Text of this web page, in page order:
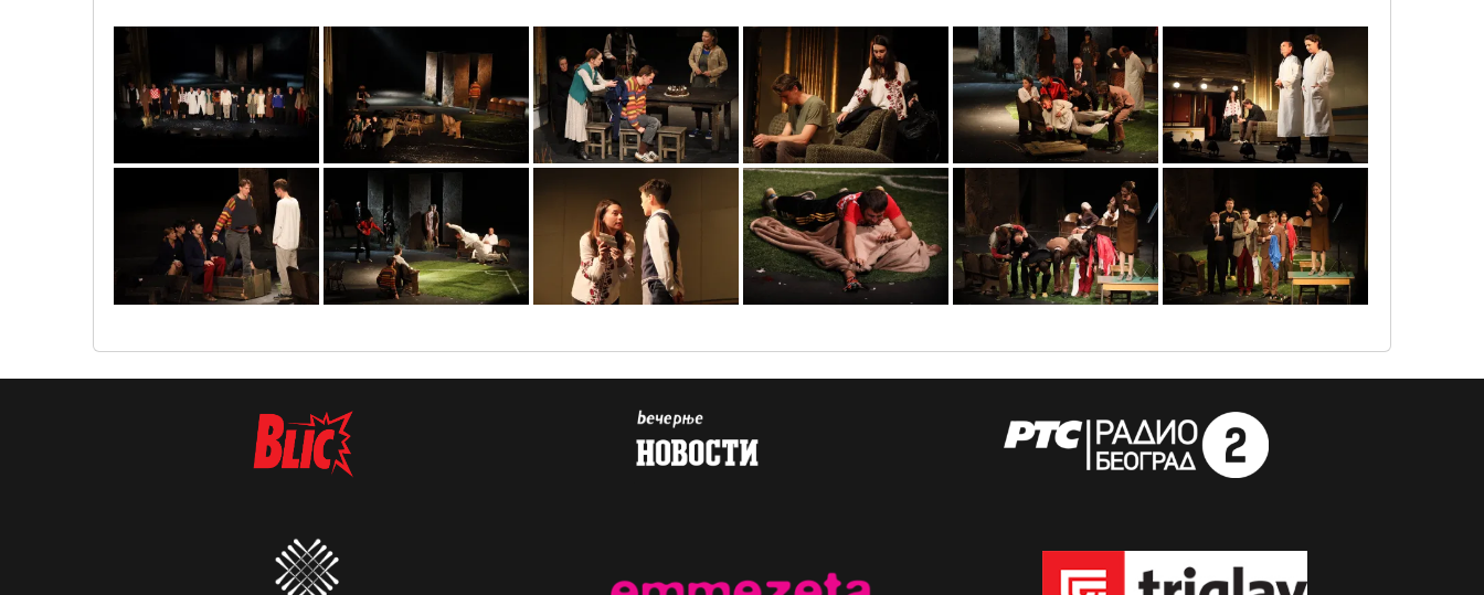
0o3a1967 0o3a1958 0o3a1785 0o3a1131 0o3a1874 0o3a1055
0o3a1932 0o3a1857 0o3a1077 0o3a1897 0o3a1774 0o3a1759